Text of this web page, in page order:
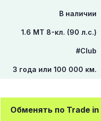
В наличии
1.6 МТ 8-кл. (90 л.с.)
#Club
3 года или 100 000 км.
Обменять по Trade in